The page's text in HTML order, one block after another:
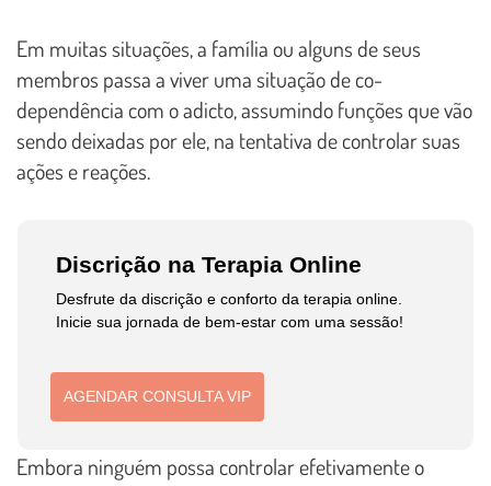
Em muitas situações, a família ou alguns de seus
membros passa a viver uma situação de co-
dependência com o adicto, assumindo funções que vão
sendo deixadas por ele, na tentativa de controlar suas
ações e reações.
Discrição na Terapia Online
Desfrute da discrição e conforto da terapia online.
Inicie sua jornada de bem-estar com uma sessão!
AGENDAR CONSULTA VIP
Embora ninguém possa controlar efetivamente o